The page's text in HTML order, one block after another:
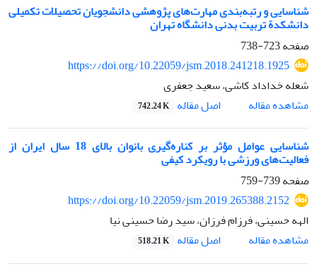
شناسایی و رتبه‌بندی مهارت‌های پژوهشی دانشجویان تحصیلات تکمیلی
دانشکدة تربیت بدنی دانشگاه تهران
صفحه723-738
https://doi.org/10.22059/jsm.2018.241218.1925
شعله خداداد کاشی، سعید جعفری
مشاهده مقاله
اصل مقاله 742.24 K
شناسایی عوامل مؤثر بر کناره‌گیری بانوان بالای 18 سال ایران از
فعالیت‌های‌ ورزشی با رویکرد کیفی
صفحه739-759
https://doi.org/10.22059/jsm.2019.265388.2152
الهه حسینی، فرزام فرزان، سید رضا حسینی نیا
مشاهده مقاله
اصل مقاله 518.21 K